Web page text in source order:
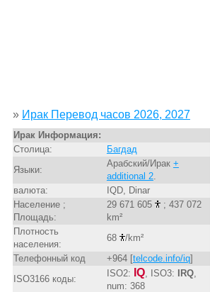
» Ирак Перевод часов 2026, 2027
Ирак Информация:
Столица:
Багдад
Языки:
Арабский/Ирак +
additional 2.
валюта:
IQD, Dinar
Население ;
Площадь:
29 671 605
; 437 072
km²
Плотность
населения:
68
/km²
Телефонный код
+964 [telcode.info/iq]
ISO3166 коды:
ISO2: IQ, ISO3: IRQ,
num: 368